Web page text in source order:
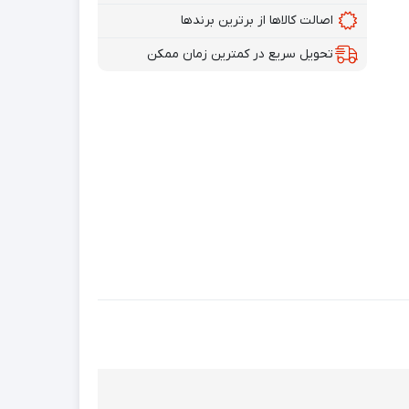
اصالت کالاها از برترین برندها
تحویل سریع در کمترین زمان ممکن